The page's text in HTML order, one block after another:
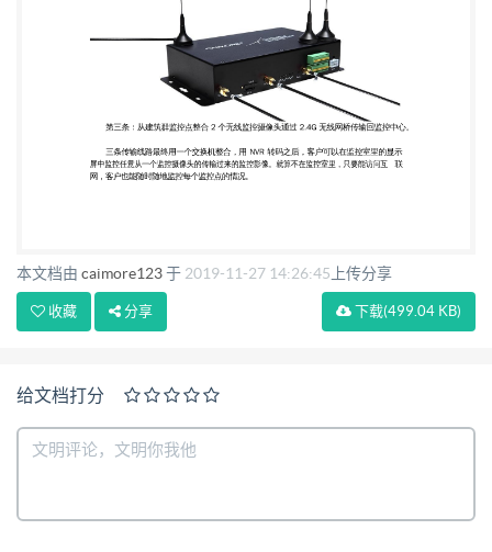
本文档由 caimore123于 2019-11-27 14:26:45 上传分享
下载(499.04 KB)
收藏 分享
给文档打分